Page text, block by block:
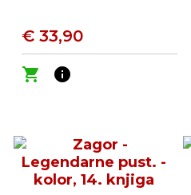
€ 33,90
shopping_cart
info